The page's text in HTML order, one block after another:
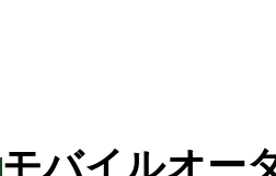
モバイルオー